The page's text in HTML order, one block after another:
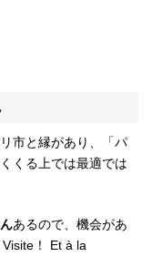
市と縁があり、「パ
くる上では最適では
あるので、機会があ
！ Et à la